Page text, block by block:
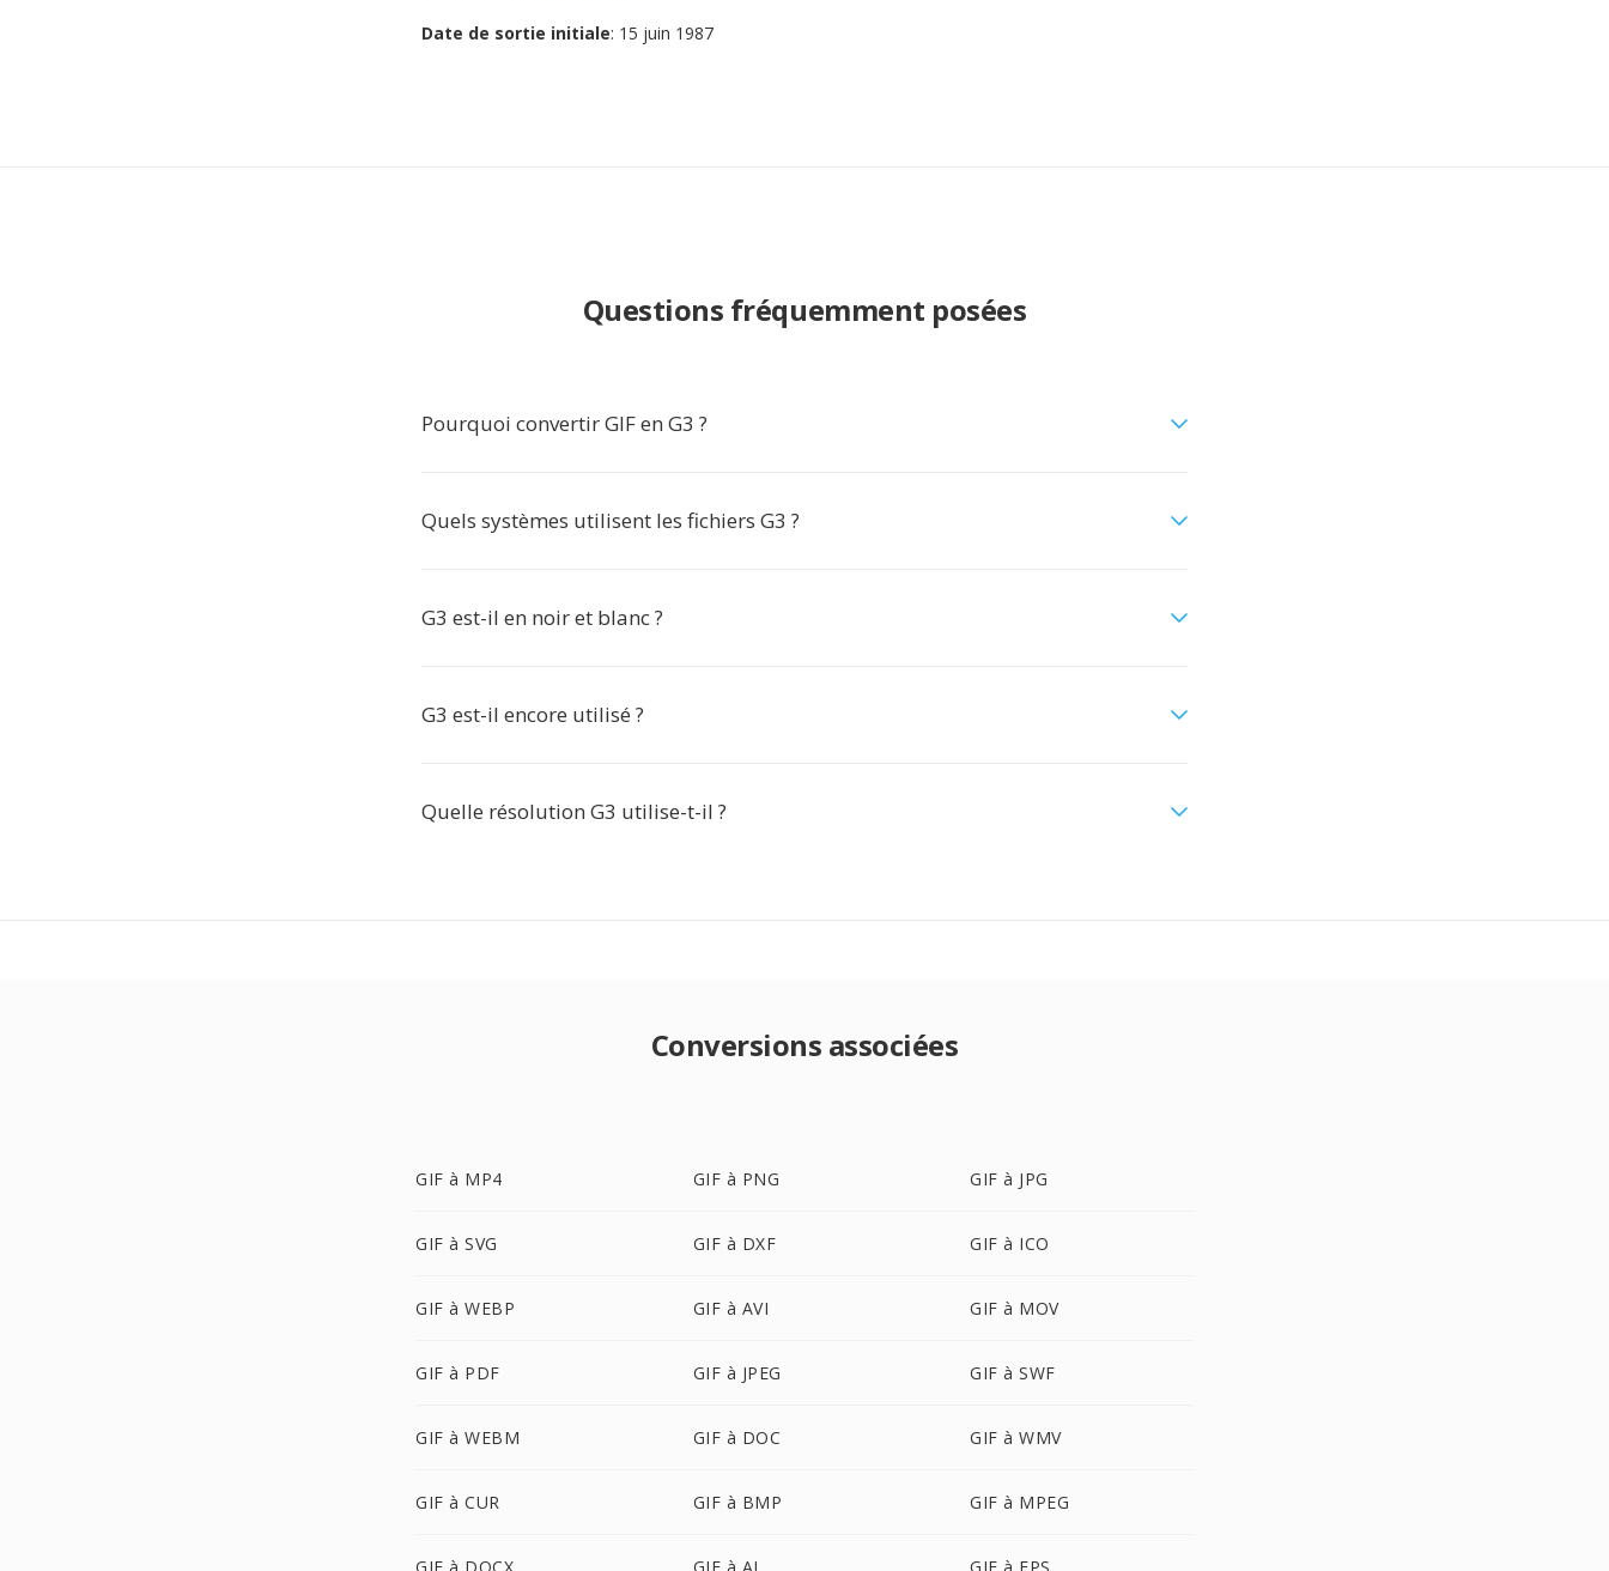
Date de sortie initiale: 15 juin 1987
Questions fréquemment posées
Pourquoi convertir GIF en G3 ?
Quels systèmes utilisent les fichiers G3 ?
G3 est-il en noir et blanc ?
G3 est-il encore utilisé ?
Quelle résolution G3 utilise-t-il ?
Conversions associées
GIF à MP4 GIF à PNG GIF à JPG
GIF à SVG GIF à DXF GIF à ICO
GIF à WEBP GIF à AVI GIF à MOV
GIF à PDF GIF à JPEG GIF à SWF
GIF à WEBM GIF à DOC GIF à WMV
GIF à CUR GIF à BMP GIF à MPEG